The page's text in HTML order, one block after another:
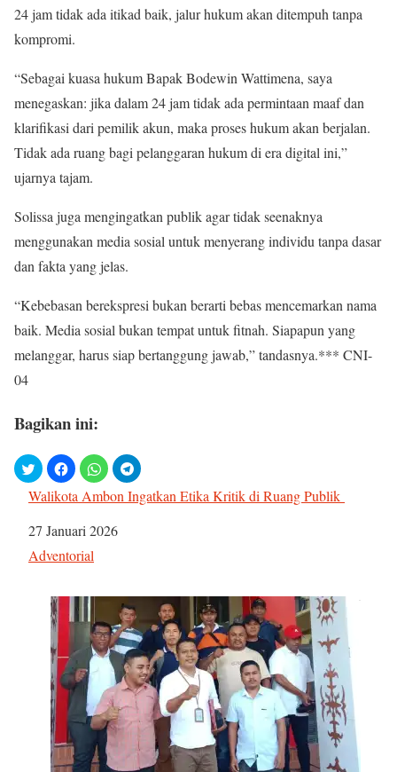
24 jam tidak ada itikad baik, jalur hukum akan ditempuh tanpa
kompromi.
“Sebagai kuasa hukum Bapak Bodewin Wattimena, saya
menegaskan: jika dalam 24 jam tidak ada permintaan maaf dan
klarifikasi dari pemilik akun, maka proses hukum akan berjalan.
Tidak ada ruang bagi pelanggaran hukum di era digital ini,”
ujarnya tajam.
Solissa juga mengingatkan publik agar tidak seenaknya
menggunakan media sosial untuk menyerang individu tanpa dasar
dan fakta yang jelas.
“Kebebasan berekspresi bukan berarti bebas mencemarkan nama
baik. Media sosial bukan tempat untuk fitnah. Siapapun yang
melanggar, harus siap bertanggung jawab,” tandasnya.*** CNI-
04
Bagikan ini:
Walikota Ambon Ingatkan Etika Kritik di Ruang Publik
Tanggal
27 Januari 2026
Sehubungan dengan
Adventorial